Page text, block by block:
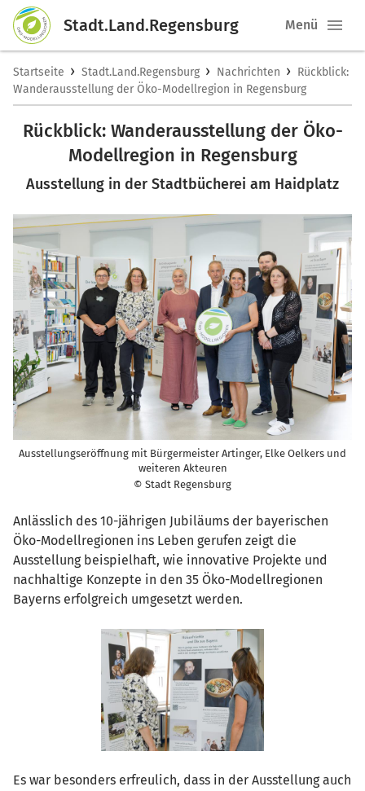
Stadt.Land.Regensburg Menü
Startseite › Stadt.Land.Regensburg › Nachrichten › Rückblick:
Wanderausstellung der Öko-Modellregion in Regensburg
Rückblick: Wanderausstellung der Öko-
Modellregion in Regensburg
Ausstellung in der Stadtbücherei am Haidplatz
Ausstellungseröffnung mit Bürgermeister Artinger, Elke Oelkers und
weiteren Akteuren
© Stadt Regensburg
Anlässlich des 10-jährigen Jubiläums der bayerischen
Öko-Modellregionen ins Leben gerufen zeigt die
Ausstellung beispielhaft, wie innovative Projekte und
nachhaltige Konzepte in den 35 Öko-Modellregionen
Bayerns erfolgreich umgesetzt werden.
Es war besonders erfreulich, dass in der Ausstellung auch